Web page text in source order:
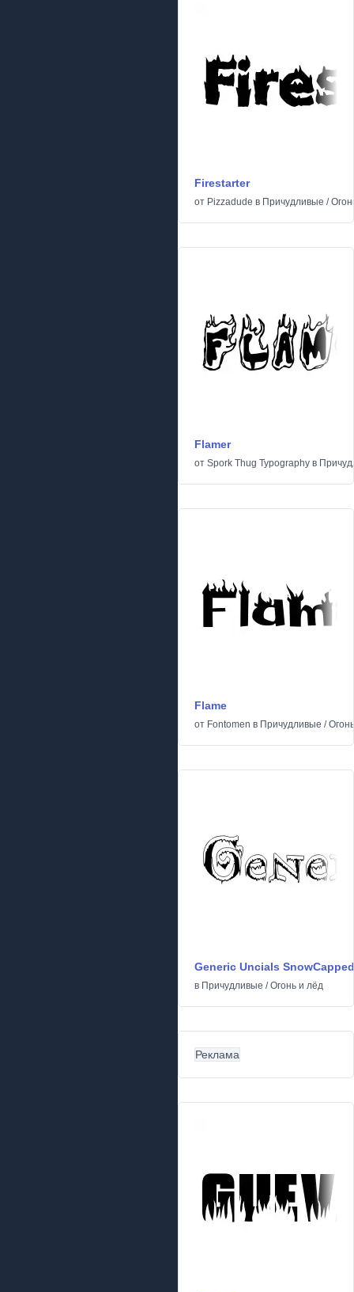
Firestarter
от Pizzadude в Причудливые /
Flamer
от Spork Thug Typography в
Flame
от Fontomen в Причудливые /
Generic Uncials SnowCapped
в Причудливые /Огонь и лёд
Реклама